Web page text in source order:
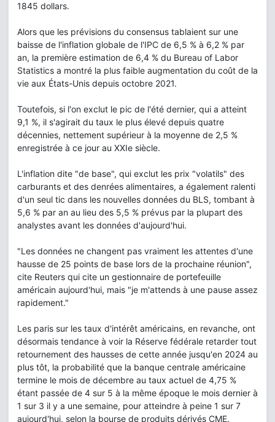
1845 dollars.
Alors que les prévisions du consensus tablaient sur une
baisse de l'inflation globale de l'IPC de 6,5 % à 6,2 % par
an, la première estimation de 6,4 % du Bureau of Labor
Statistics a montré la plus faible augmentation du coût de la
vie aux États-Unis depuis octobre 2021.
Toutefois, si l'on exclut le pic de l'été dernier, qui a atteint
9,1 %, il s'agirait du taux le plus élevé depuis quatre
décennies, nettement supérieur à la moyenne de 2,5 %
enregistrée à ce jour au XXIe siècle.
L'inflation dite "de base", qui exclut les prix "volatils" des
carburants et des denrées alimentaires, a également ralenti
d'un seul tic dans les nouvelles données du BLS, tombant à
5,6 % par an au lieu des 5,5 % prévus par la plupart des
analystes avant les données d'aujourd'hui.
"Les données ne changent pas vraiment les attentes d'une
hausse de 25 points de base lors de la prochaine réunion",
cite Reuters qui cite un gestionnaire de portefeuille
américain aujourd'hui, mais "je m'attends à une pause assez
rapidement."
Les paris sur les taux d'intérêt américains, en revanche, ont
désormais tendance à voir la Réserve fédérale retarder tout
retournement des hausses de cette année jusqu'en 2024 au
plus tôt, la probabilité que la banque centrale américaine
termine le mois de décembre au taux actuel de 4,75 %
étant passée de 4 sur 5 à la même époque le mois dernier à
1 sur 3 il y a une semaine, pour atteindre à peine 1 sur 7
aujourd'hui, selon la bourse de produits dérivés CME.